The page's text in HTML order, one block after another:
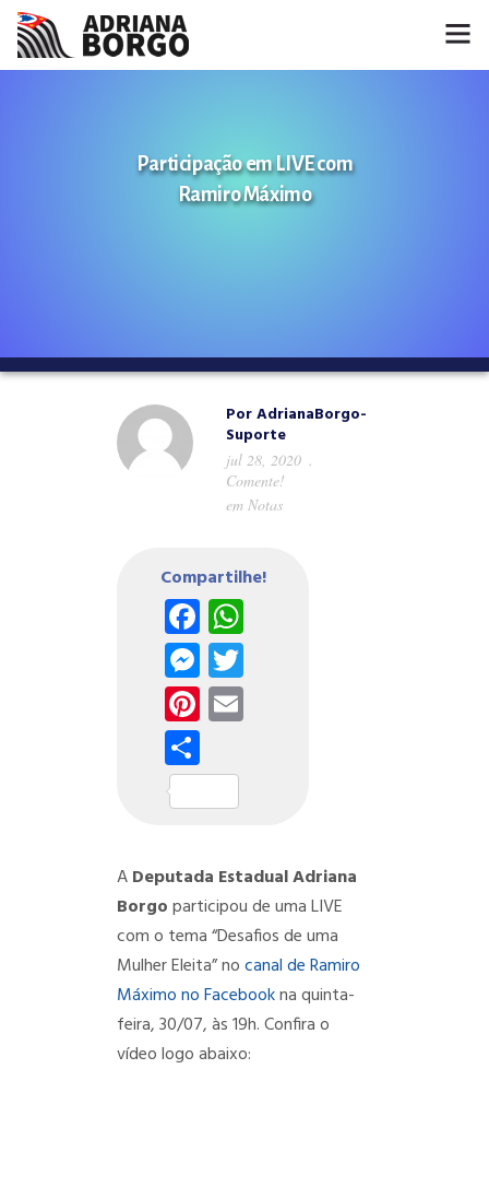
CONHEÇA A ADRIANA
Participação em LIVE com
Ramiro Máximo
PorAdrianaBorgo-
Suporte
jul 28, 2020
Comente!
em Notas
Compartilhe!
Facebook
WhatsApp
Messenger
Twitter
Pinterest
Email
Share
ADeputada Estadual Adriana
Borgoparticipou de uma LIVE
com o tema “Desafios de uma
Mulher Eleita” nocanal de Ramiro
Máximo no Facebookna quinta-
feira, 30/07, às 19h. Confira o
vídeo logo abaixo: